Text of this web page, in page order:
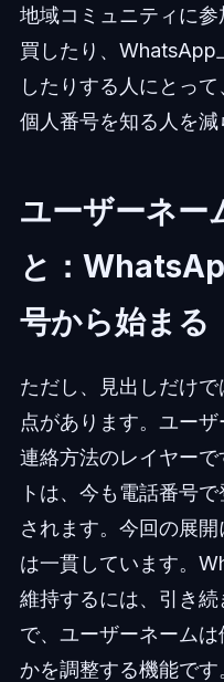
地域コミュニティに
買したり、WhatsApp
したりする人にとって
個人番号を知る人を減
ユーザーネー
と：
号から始まる
ただし、見出しだけ
点があります。ユー
連絡方法のレイヤー
トは、今も電話番号
されます。今回の展
は一貫しています。
維持するには、引き
で、ユーザーネーム
かを調整する機能です